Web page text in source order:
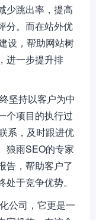
少跳出率，提高
分。而在站外优
设，帮助网站树
进一步提升排
坚持以客户为中
个项目的执行过
系，及时跟进优
狼雨SEO的专家
告，帮助客户了
于竞争优势。
公司，它更是一